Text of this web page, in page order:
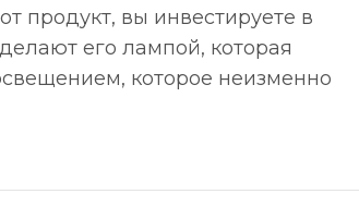
продукт, вы инвестируете в
его лампой, которая
которое неизменно